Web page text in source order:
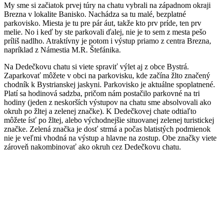
My sme si začiatok prvej túry na chatu vybrali na západnom okraji
Brezna v lokalite Banisko. Nachádza sa tu malé, bezplatné
parkovisko. Miesta je tu pre pár áut, takže kto prv príde, ten prv
melie. No i keď by ste parkovali ďalej, nie je to sem z mesta pešo
príliš nadlho. Atraktívny je potom i výstup priamo z centra Brezna,
napríklad z Námestia M.R. Štefánika.
Na Dedečkovu chatu si viete spraviť výlet aj z obce Bystrá.
Zaparkovať môžete v obci na parkovisku, kde začína žlto značený
chodník k Bystrianskej jaskyni. Parkovisko je aktuálne spoplatnené.
Platí sa hodinová sadzba, pričom nám postačilo parkovné na tri
hodiny (jeden z neskorších výstupov na chatu sme absolvovali ako
okruh po žltej a zelenej značke). K Dedečkovej chate odtiaľto
môžete ísť po žltej, alebo východnejšie situovanej zelenej turistickej
značke. Zelená značka je dosť strmá a počas blatistých podmienok
nie je veľmi vhodná na výstup a hlavne na zostup. Obe značky viete
zároveň nakombinovať ako okruh cez Dedečkovu chatu.